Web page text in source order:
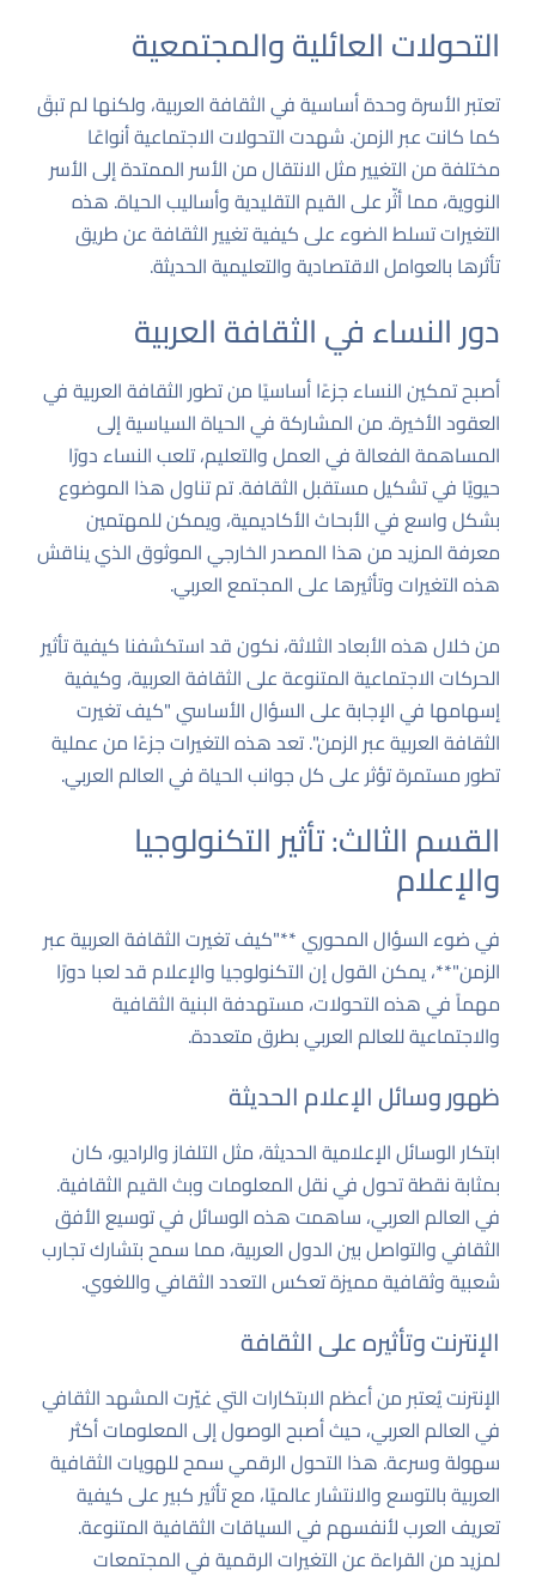
التحولات العائلية والمجتمعية
تعتبر الأسرة وحدة أساسية في الثقافة العربية، ولكنها لم تبقَ
كما كانت عبر الزمن. شهدت التحولات الاجتماعية أنواعًا
مختلفة من التغيير مثل الانتقال من الأسر الممتدة إلى الأسر
النووية، مما أثّر على القيم التقليدية وأساليب الحياة. هذه
التغيرات تسلط الضوء على كيفية تغيير الثقافة عن طريق
تأثرها بالعوامل الاقتصادية والتعليمية الحديثة.
دور النساء في الثقافة العربية
أصبح تمكين النساء جزءًا أساسيًا من تطور الثقافة العربية في
العقود الأخيرة. من المشاركة في الحياة السياسية إلى
المساهمة الفعالة في العمل والتعليم، تلعب النساء دورًا
حيويًا في تشكيل مستقبل الثقافة. تم تناول هذا الموضوع
بشكل واسع في الأبحاث الأكاديمية، ويمكن للمهتمين
معرفة المزيد منهذا المصدر الخارجي الموثوقالذي يناقش
هذه التغيرات وتأثيرها على المجتمع العربي.
من خلال هذه الأبعاد الثلاثة، نكون قد استكشفنا كيفية تأثير
الحركات الاجتماعية المتنوعة على الثقافة العربية، وكيفية
إسهامها في الإجابة على السؤال الأساسي "كيف تغيرت
الثقافة العربية عبر الزمن". تعد هذه التغيرات جزءًا من عملية
تطور مستمرة تؤثر على كل جوانب الحياة في العالم العربي.
القسم الثالث: تأثير التكنولوجيا
والإعلام
في ضوء السؤال المحوري **"كيف تغيرت الثقافة العربية عبر
الزمن"**، يمكن القول إن التكنولوجيا والإعلام قد لعبا دورًا
مهماً في هذه التحولات، مستهدفة البنية الثقافية
والاجتماعية للعالم العربي بطرق متعددة.
ظهور وسائل الإعلام الحديثة
ابتكار الوسائل الإعلامية الحديثة، مثل التلفاز والراديو، كان
بمثابة نقطة تحول في نقل المعلومات وبث القيم الثقافية.
في العالم العربي، ساهمت هذه الوسائل في توسيع الأفق
الثقافي والتواصل بين الدول العربية، مما سمح بتشارك تجارب
شعبية وثقافية مميزة تعكس التعدد الثقافي واللغوي.
الإنترنت وتأثيره على الثقافة
الإنترنت يُعتبر من أعظم الابتكارات التي غيّرت المشهد الثقافي
في العالم العربي، حيث أصبح الوصول إلى المعلومات أكثر
سهولة وسرعة. هذا التحول الرقمي سمح للهويات الثقافية
العربية بالتوسع والانتشار عالميًا، مع تأثير كبير على كيفية
تعريف العرب لأنفسهم في السياقات الثقافية المتنوعة.
لمزيد من القراءة عن التغيرات الرقمية في المجتمعات